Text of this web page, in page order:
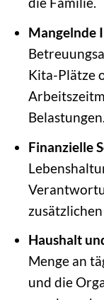
Mangelnde
Kita-Plätze
Belastungen.
Finanzielle
Haushalt
Menge an
und die